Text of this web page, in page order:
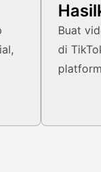
Buat
di